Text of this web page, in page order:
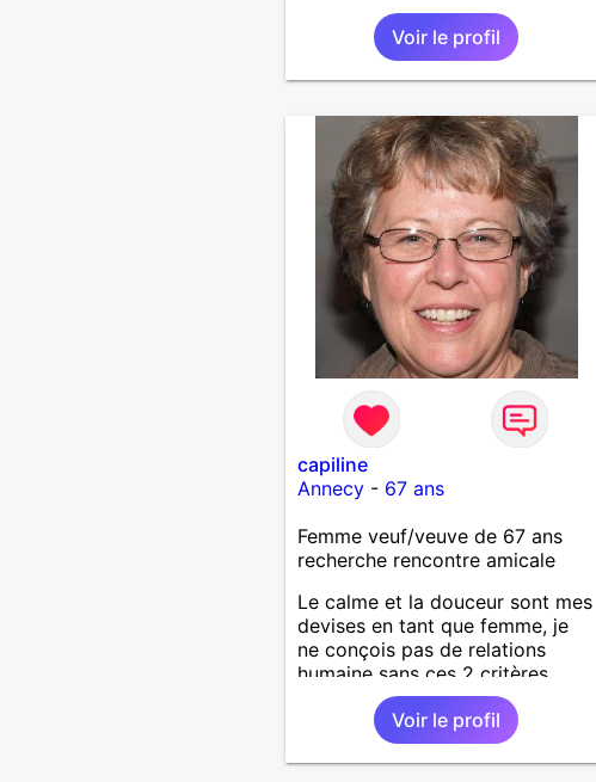
Voir le profil
capiline
Annecy- 67 ans
Femme veuf/veuve de 67 ans
recherche rencontre amicale
Le calme et la douceur sont mes
devises en tant que femme, je
ne conçois pas de relations
humaine sans ces 2 critères
pour être en accord avec moi
même. J'aime les gens qui ont
pas mal d'activité au dépend de
ceux qui sont pantouflard, mais
Voir le profil